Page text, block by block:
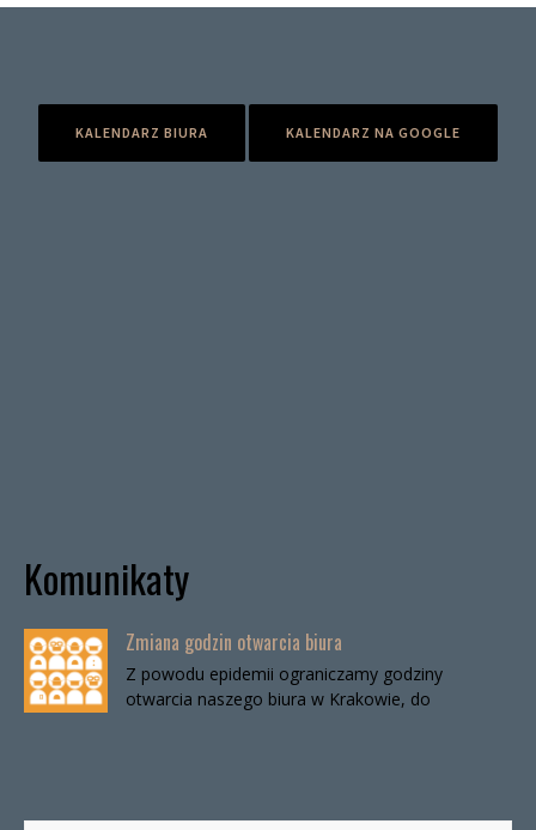
KALENDARZ BIURA KALENDARZ NA GOOGLE
Komunikaty
Zmiana godzin otwarcia biura
Z powodu epidemii ograniczamy godziny
otwarcia naszego biura w Krakowie, do